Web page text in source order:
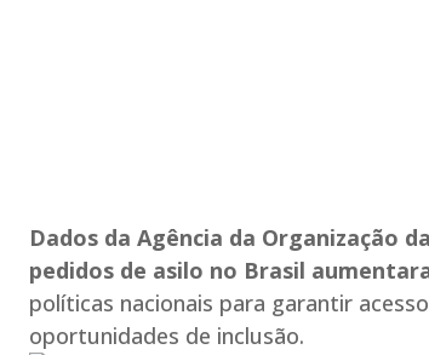
Dados da Agência da Organização
pedidos de asilo no Brasil
políticas nacionais para garantir
oportunidades de inclusão.